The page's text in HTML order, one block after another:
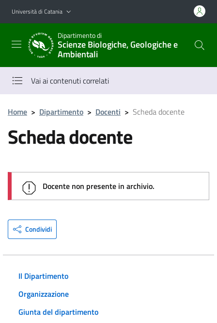
Vai al contenuto principale
Vai al menu di navigazione
Università di Catania
Dipartimento di
Scienze Biologiche, Geologiche e
Ambientali
Vai ai contenuti correlati
Home > Dipartimento > Docenti > Scheda docente
Scheda docente
Docente non presente in archivio.
Condividi
Il Dipartimento
Organizzazione
Giunta del dipartimento